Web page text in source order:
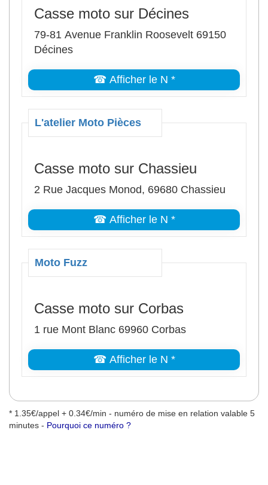
Casse moto sur Décines
79-81 Avenue Franklin Roosevelt 69150
Décines
☎ Afficher le N *
L'atelier Moto Pièces
Casse moto sur Chassieu
2 Rue Jacques Monod, 69680 Chassieu
☎ Afficher le N *
Moto Fuzz
Casse moto sur Corbas
1 rue Mont Blanc 69960 Corbas
☎ Afficher le N *
* 1.35€/appel + 0.34€/min - numéro de mise en relation valable 5
minutes - Pourquoi ce numéro ?